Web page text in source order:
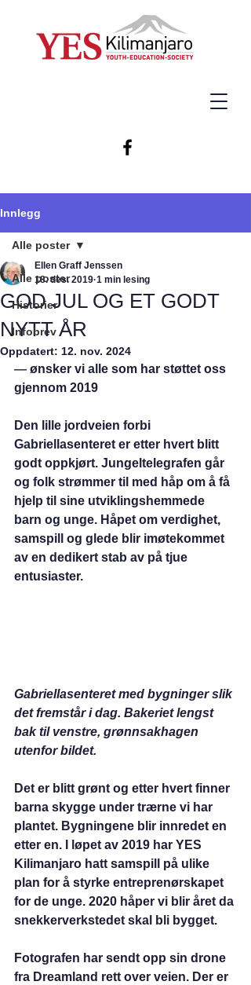
Innlegg
Alle poster
Historier
Infobrev
Alle poster
GOD JUL OG ET GODT
NYTT ÅR
Ellen Graff Jenssen
18. des. 2019 1 min lesing
Oppdatert: 12. nov. 2024
— ønsker vi alle som har støttet oss
gjennom 2019
Den lille jordveien forbi
Gabriellasenteret er etter hvert blitt
godt oppkjørt. Jungeltelegrafen går
og folk strømmer til med håp om å få
hjelp til sine utviklingshemmede
barn og unge. Håpet om verdighet,
samspill og glede blir imøtekommet
av en dedikert stab av på tjue
entusiaster.
Gabriellasenteret med bygninger slik
det fremstår i dag. Bakeriet lengst
bak til venstre, grønnsakhagen
utenfor bildet.
Det er blitt grønt og etter hvert finner
barna skygge under trærne vi har
plantet. Bygningene blir innredet en
etter en. I løpet av 2019 har YES
Kilimanjaro hatt samspill på ulike
plan for å styrke entreprenørskapet
for de unge. 2020 håper vi blir året da
snekkerverkstedet skal bli bygget.
Fotografen har sendt opp sin drone
fra Dreamland rett over veien. Der er